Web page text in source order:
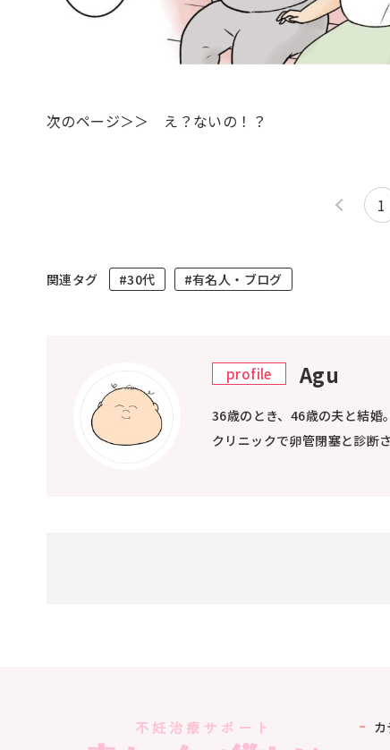
次のページ＞＞ え？ないの！？
1
関連タグ #30代 #有名人・ブログ
profile Agu
36歳のとき、46歳の夫と結婚
クリニックで卵管閉塞と診断